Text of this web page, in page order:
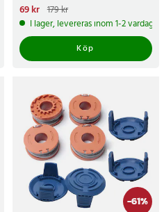
Nuvarande pris
pris:179 kr
69 kr 179 kr
I lager, levereras inom 1-2 vardagar
Köp
-61%